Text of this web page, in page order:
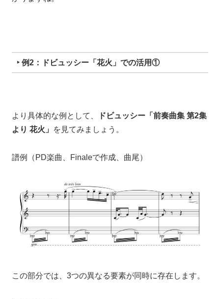
‣ 例2：ドビュッシー「花火」での活用①
より具体的な例として、
ドビュッシー「前奏曲集 第2集
より 花火」
を見てみましょう。
譜例（PD楽曲、Finaleで作成、曲尾）
この部分では、3つの異なる要素が同時に存在します。